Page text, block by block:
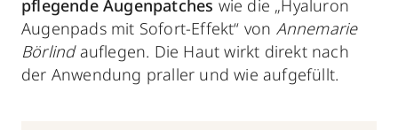
pflegende Augenpatches wie die „Hyaluron
Augenpads mit Sofort-Effekt“ von Annemarie
Börlindauflegen. Die Haut wirkt direkt nach
der Anwendung praller und wie aufgefüllt.